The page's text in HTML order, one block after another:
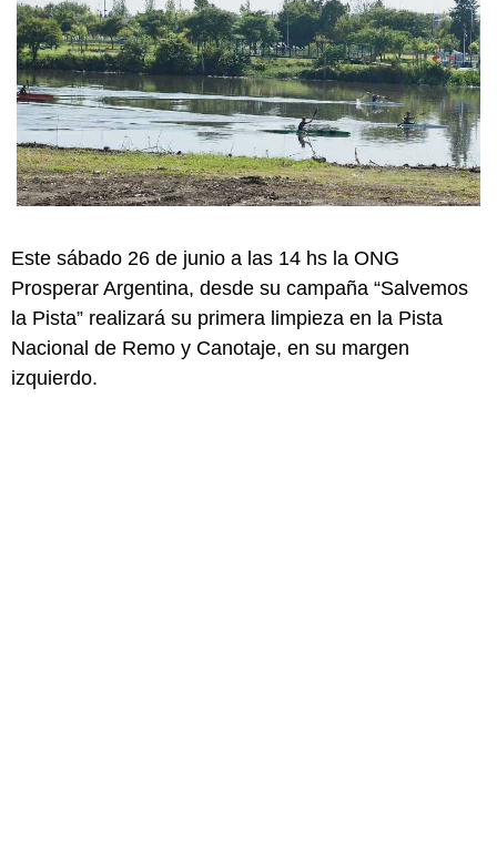
Este sábado 26 de junio a las 14 hs la ONG
Prosperar Argentina, desde su campaña “Salvemos
la Pista” realizará su primera limpieza en la Pista
Nacional de Remo y Canotaje, en su margen
izquierdo.